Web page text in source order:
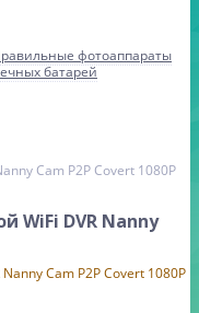
фотоаппараты
батарей
Cam P2P Covert 1080P
WiFi DVR Nanny